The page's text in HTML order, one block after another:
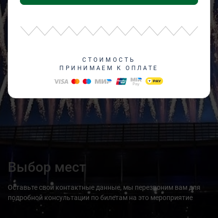
СТОИМОСТЬ
ПРИНИМАЕМ К ОПЛАТЕ
Выбор мест
Оставьте свои контактные данные, мы перезвоним вам для
подробной консультации по билетам на это мероприятие